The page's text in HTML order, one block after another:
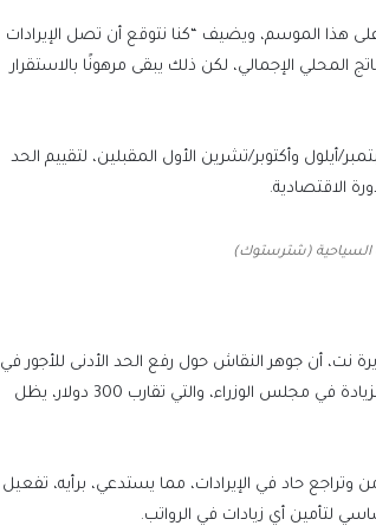
انعكست سلبًا على هذا الموسم، ويضيف “كنا نتوقع أن تصل الإيرادات
5 و6 مليارات دولار هذا العام، أي نحو 25% من الناتج المحلي الإجمالي، لكن ذلك يبقى مرهونًا بالاستقرار
أيلول وأكتوبر/تشرين الأول المقبلين، لتقييم الحد
الاقتصادية.
السياحية (شترستوك)
نت، أن جوهر النقاش حول رفع الحد الأدنى للأجور في
لبنان يكمن في غياب مصادر التمويل الواضحة، مشددًا على أن إقرار الزيادة في مجلس الوزراء، والتي تقارب 300 دولار، يظل
وتراجع حاد في الإيرادات، مما يستدعي، برأيه، تفعيل
لتأمين أي زيادات في الرواتب.